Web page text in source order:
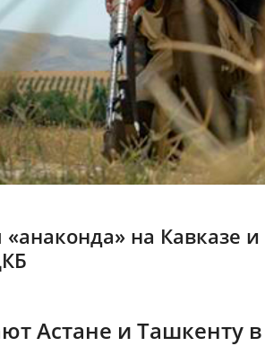
на Кавказе
Астане и Ташкенту